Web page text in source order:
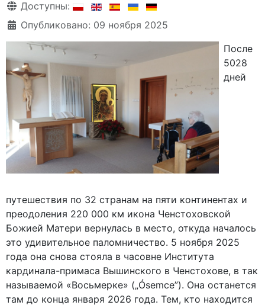
Информация о материале
Доступны:
Опубликовано: 09 ноября 2025
После
5028
дней
путешествия по 32 странам на пяти континентах и
преодоления 220 000 км икона Ченстоховской
Божией Матери вернулась в место, откуда началось
это удивительное паломничество. 5 ноября 2025
года она снова стояла в часовне Института
кардинала-примаса Вышинского в Ченстохове, в так
называемой «Восьмерке» („Ósemce”). Она останется
там до конца января 2026 года. Тем, кто находится